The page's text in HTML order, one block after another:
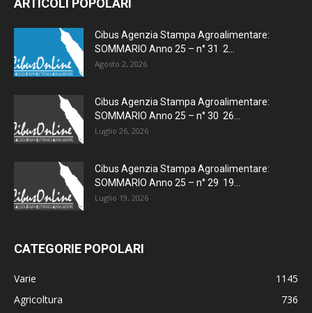
ARTICOLI POPOLARI
Cibus Agenzia Stampa Agroalimentare:
SOMMARIO Anno 25 – n° 31 2...
Agosto 2, 2026
Cibus Agenzia Stampa Agroalimentare:
SOMMARIO Anno 25 – n° 30 26...
Luglio 26, 2026
Cibus Agenzia Stampa Agroalimentare:
SOMMARIO Anno 25 – n° 29 19...
Luglio 19, 2026
CATEGORIE POPOLARI
Varie
1145
Agricoltura
736